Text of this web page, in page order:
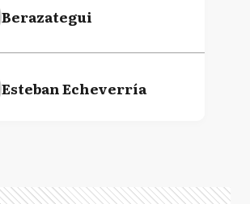
Berazategui
Esteban Echeverría